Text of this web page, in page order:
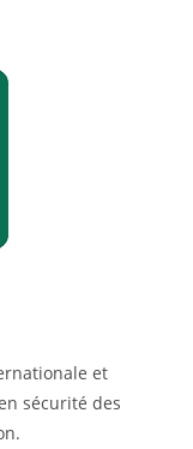
et
sécurité des